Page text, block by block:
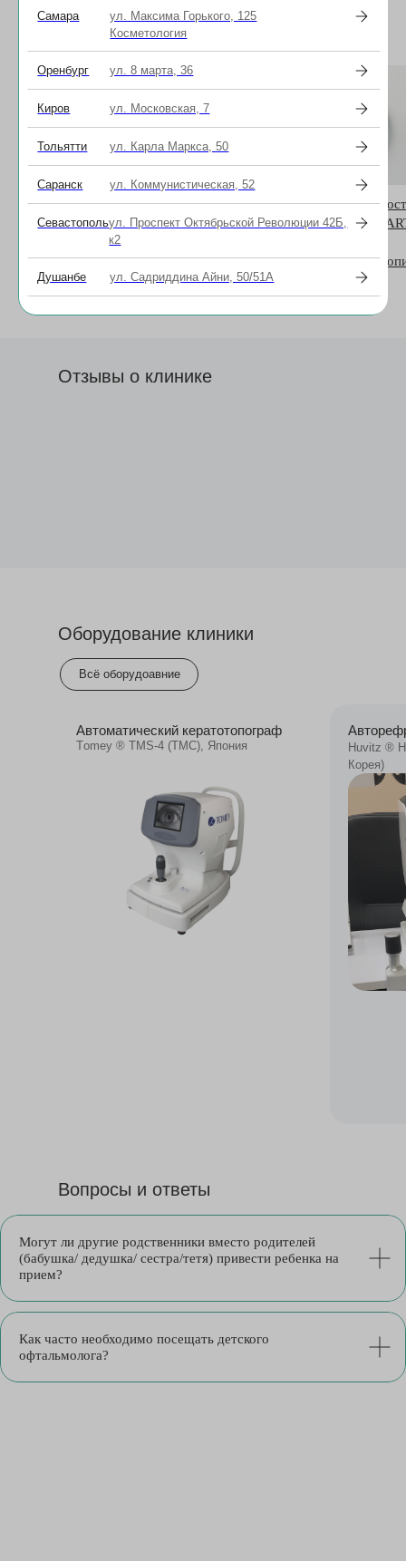
Все акции
Подбор ночных линз
от 32 500 рублей за оба глаза
Акция на очки:
одной линзы
прогрессирующей
12 500 рублей
Отзывы о клинике
Оборудование клиники
Всё оборудоавние
Huvitz ®
Корея)
Автоматический кератотопограф
Тomey ® TMS-4 (ТМС), Япония
Вопросы и ответы
Могут ли другие родственники вместо родителей
(бабушка/ дедушка/ сестра/тетя) привести ребенка на
прием?
Как часто необходимо посещать детского
офтальмолога?
Самара
ул. Максима Горького, 125
Косметология
Оренбург ул. 8 марта, 36
Киров ул. Московская, 7
Тольятти ул. Карла Маркса, 50
Саранск ул. Коммунистическая, 52
Севастопольул. Проспект Октябрьской Революции 42Б,
к2
Душанбе ул. Садриддина Айни, 50/51А